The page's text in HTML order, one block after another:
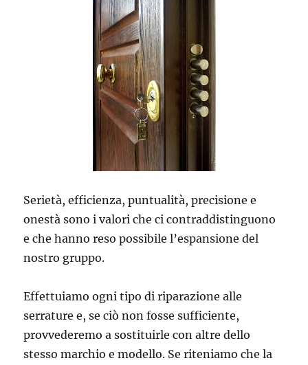
Serietà, efficienza, puntualità, precisione e
onestà sono i valori che ci contraddistinguono
e che hanno reso possibile l’espansione del
nostro gruppo.
Effettuiamo ogni tipo di riparazione alle
serrature e, se ciò non fosse sufficiente,
provvederemo a sostituirle con altre dello
stesso marchio e modello. Se riteniamo che la